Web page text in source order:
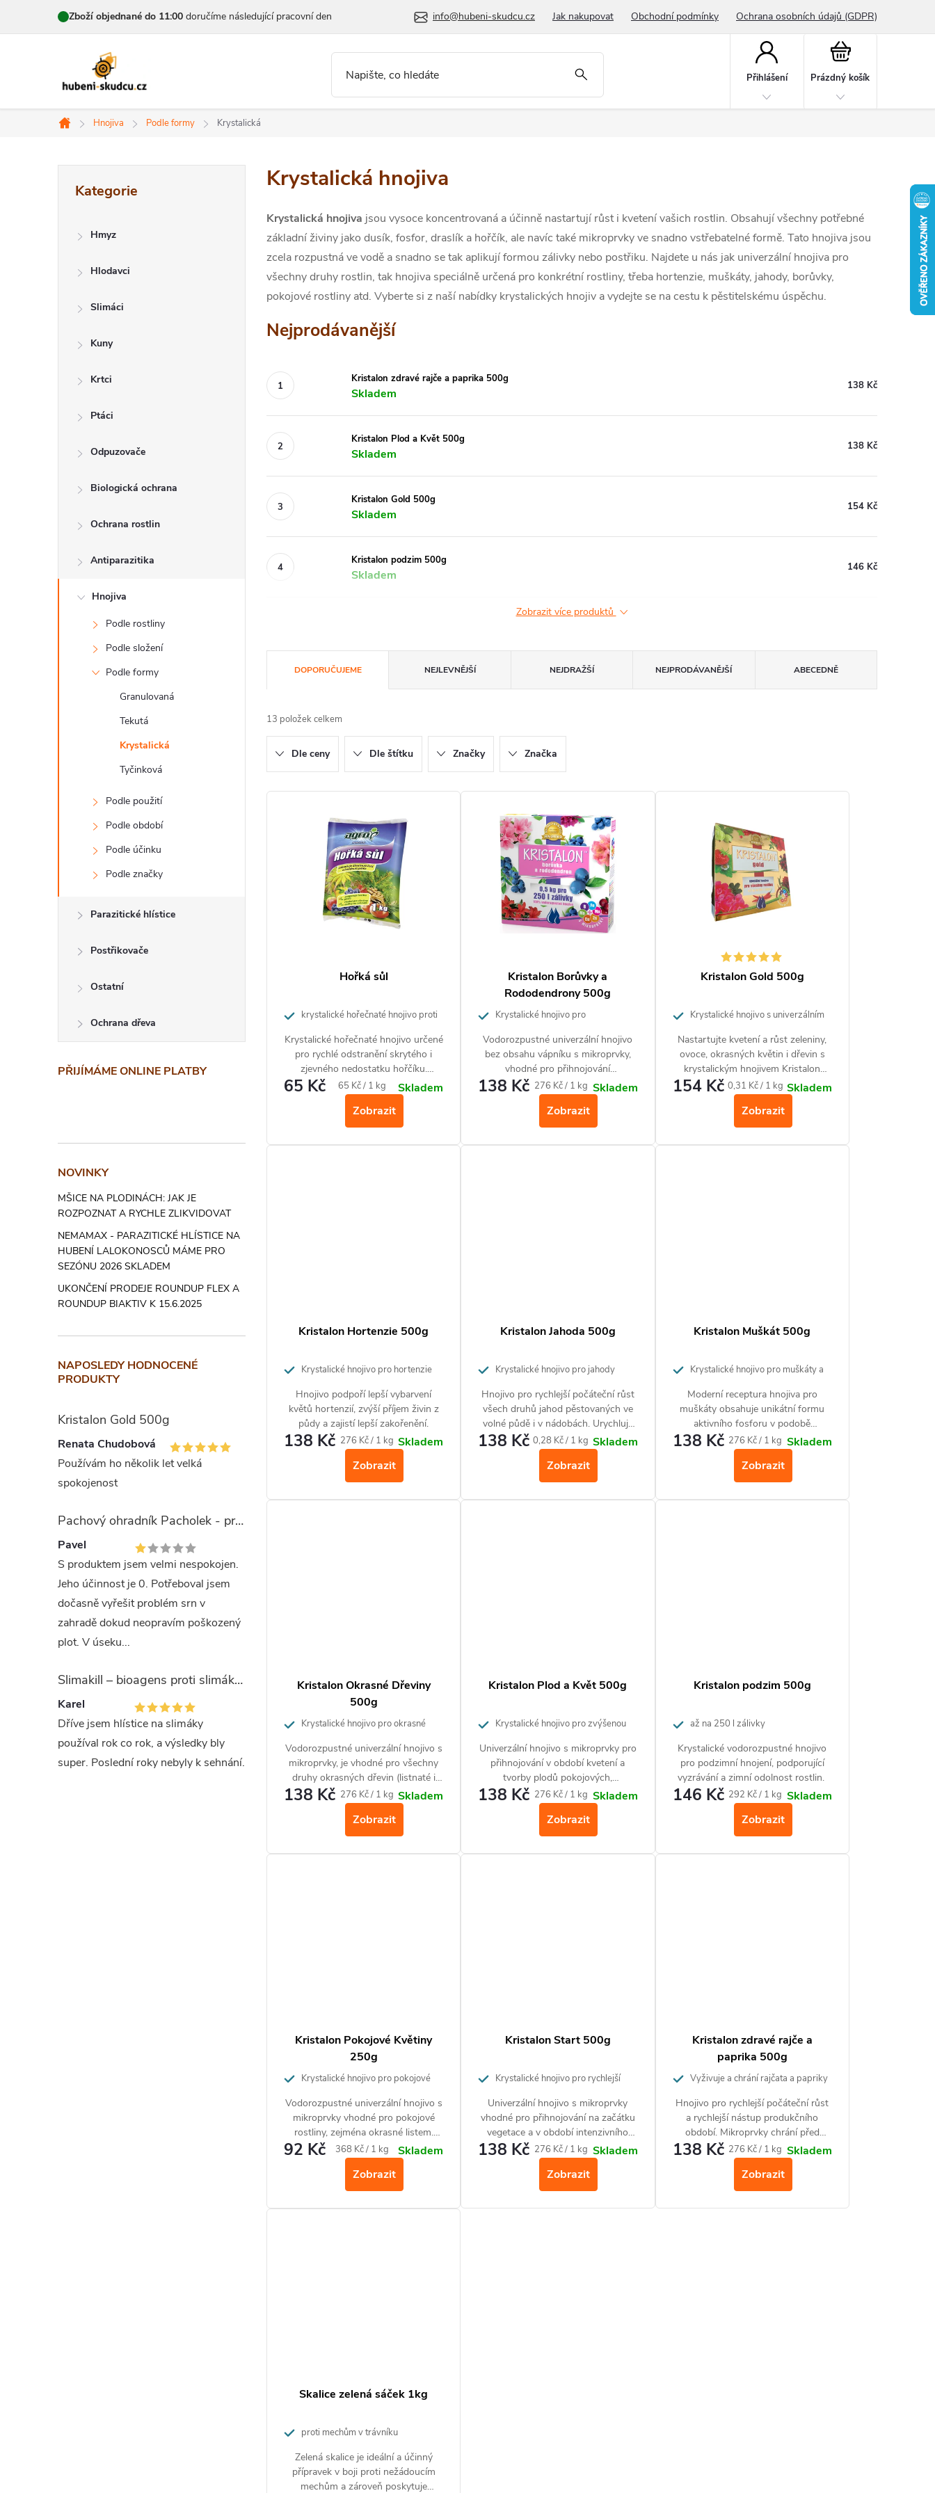
Zboží objednané do 11:00 doručíme následující pracovní den info@hubeni-skudcu.cz Jak nakupovat Obchodní podmínky Ochrana osobních údajů (GDPR)
Přihlášení
Nákupní
Prázdný košík
Domů
Hnojiva Podle formy Krystalická
kategorie
Kategorie
Hmyz
Hlodavci
Slimáci
Kuny
Krtci
Ptáci
Odpuzovače
Biologická ochrana
Ochrana rostlin
Antiparazitika
Hnojiva
Podle rostliny
Podle složení
Podle formy
Granulovaná
Tekutá
Krystalická
Tyčinková
Podle použití
Podle období
Podle účinku
Podle značky
Parazitické hlístice
Postřikovače
Ostatní
Ochrana dřeva
PŘIJÍMÁME ONLINE PLATBY
NOVINKY
MŠICE NA PLODINÁCH: JAK JE
ROZPOZNAT A RYCHLE ZLIKVIDOVAT
NEMAMAX - PARAZITICKÉ HLÍSTICE NA
HUBENÍ LALOKONOSCŮ MÁME PRO
SEZÓNU 2026 SKLADEM
UKONČENÍ PRODEJE ROUNDUP FLEX A
ROUNDUP BIAKTIV K 15.6.2025
NAPOSLEDY HODNOCENÉ
PRODUKTY
Kristalon Gold 500g
Renata Chudobová
Používám ho několik let velká
spokojenost
Pachový ohradník Pacholek - proti vysoké zvěři
Pavel
S produktem jsem velmi nespokojen.
Jeho účinnost je 0. Potřeboval jsem
dočasně vyřešit problém srn v
zahradě dokud neopravím poškozený
plot. V úseku...
Slimakill – bioagens proti slimákům (12 mil.)
Karel
Dříve jsem hlístice na slimáky
používal rok co rok, a výsledky bly
super. Poslední roky nebyly k sehnání.
Krystalická hnojiva
Krystalická hnojiva jsou vysoce koncentrovaná a účinně nastartují růst i kvetení vašich rostlin. Obsahují všechny potřebné
základní živiny jako dusík, fosfor, draslík a hořčík, ale navíc také mikroprvky ve snadno vstřebatelné formě. Tato hnojiva jsou
zcela rozpustná ve vodě a snadno se tak aplikují formou zálivky nebo postřiku. Najdete u nás jak univerzální hnojiva pro
všechny druhy rostlin, tak hnojiva speciálně určená pro konkrétní rostliny, třeba hortenzie, muškáty, jahody, borůvky,
pokojové rostliny atd. Vyberte si z naší nabídky krystalických hnojiv a vydejte se na cestu k pěstitelskému úspěchu.
Nejprodávanější
Kristalon zdravé rajče a paprika 500g
Skladem
138 Kč
Kristalon Plod a Květ 500g
Skladem
138 Kč
Kristalon Gold 500g
Skladem
154 Kč
Kristalon podzim 500g
Skladem
146 Kč
Zobrazit více produktů
a
z
e
n
í
DOPORUČUJEME NEJLEVNĚJŠÍ NEJDRAŽŠÍ NEJPRODÁVANĚJŠÍ ABECEDNĚ
13 položek celkem
Dle ceny Dle štítku Značky Značka
Hořká sůl
krystalické hořečnaté hnojivo proti
Krystalické hořečnaté hnojivo určené
pro rychlé odstranění skrytého i
zjevného nedostatku hořčíku.
Nedostatek hořčíku se projevuje
hnědnutím a zvýšeným opadáváním
jehličí nebo žloutnutím listů.
Podporuje tvorbu plodů. Je vhodné
pro všechny rostliny na zahradě.
65 Kč
Měrná
65 Kč / 1 kg
Skladem
Zobrazit
Kristalon Borůvky a
Rododendrony 500g
Krystalické hnojivo pro
Vodorozpustné univerzální hnojivo
bez obsahu vápníku s mikroprvky,
vhodné pro přihnojování
kyselomilných rostlin (azalky,
rododendrony, kanadské borůvky,
vřesovištní rostliny).
138 Kč Měrná
276 Kč / 1 kg Skladem
Zobrazit
Kristalon Gold 500g
Krystalické hnojivo s univerzálním
Nastartujte kvetení a růst zeleniny,
ovoce, okrasných květin i dřevin s
krystalickým hnojivem Kristalon
Gold. Hnojivo s moderní recepturou
obsahuje unikátní formu fosforu,
která je pro rostliny velmi snadno
přijatelná. Kristalon Gold obsahuje
vyvážený poměr základních živin
154 Kč Měrná
0,31 Kč / 1 kg Skladem
Zobrazit
Kristalon Hortenzie 500g
Krystalické hnojivo pro hortenzie
Hnojivo podpoří lepší vybarvení
květů hortenzií, zvýší příjem živin z
půdy a zajistí lepší zakořenění.
138 Kč Měrná
276 Kč / 1 kg Skladem
Zobrazit
Kristalon Jahoda 500g
Krystalické hnojivo pro jahody
Hnojivo pro rychlejší počáteční růst
všech druhů jahod pěstovaných ve
volné půdě i v nádobách. Urychluje
nástup produkčního období a
výsledkem jsou velké a šťavnaté
plody.
138 Kč Měrná
0,28 Kč / 1 kg Skladem
Zobrazit
Kristalon Muškát 500g
Krystalické hnojivo pro muškáty a
Moderní receptura hnojiva pro
muškáty obsahuje unikátní formu
aktivního fosforu v podobě
aktivátoru kvetení, který Vám zajistí
bohaté závěsy zářivých květů,
rostliny jsou zelenější, lépe rostou a
mají vyvinutější kořenou systém.
138 Kč Měrná
276 Kč / 1 kg Skladem
Zobrazit
Kristalon Okrasné Dřeviny
500g
Krystalické hnojivo pro okrasné
Vodorozpustné univerzální hnojivo s
mikroprvky, je vhodné pro všechny
druhy okrasných dřevin (listnaté i
jehličnaté), keře i růže. Používá se v
období vegetace.
138 Kč Měrná
276 Kč / 1 kg Skladem
Zobrazit
Kristalon Plod a Květ 500g
Krystalické hnojivo pro zvýšenou
Univerzální hnojivo s mikroprvky pro
přihnojování v období kvetení a
tvorby plodů pokojových,
balkónových i ostatních venkovních
rostlin. Zajistí lepší kvalitu a
vybarvení plodů a květů.
138 Kč Měrná
276 Kč / 1 kg Skladem
Zobrazit
Kristalon podzim 500g
až na 250 l zálivky
Krystalické vodorozpustné hnojivo
pro podzimní hnojení, podporující
vyzrávání a zimní odolnost rostlin.
146 Kč Měrná
292 Kč / 1 kg Skladem
Zobrazit
Kristalon Pokojové Květiny
250g
Krystalické hnojivo pro pokojové
Vodorozpustné univerzální hnojivo s
mikroprvky vhodné pro pokojové
rostliny, zejména okrasné listem.
Praktické a zároveň ekonomické
balení rychle účinného hnojiva.
92 Kč
Měrná
368 Kč / 1 kg
Skladem
Zobrazit
Kristalon Start 500g
Krystalické hnojivo pro rychlejší
Univerzální hnojivo s mikroprvky
vhodné pro přihnojování na začátku
vegetace a v období intenzivního
růstu. Způsobuje nárůst zelené
hmoty u pokojových, balkónových i
venkovních zahradních rostlin. U
nekvetoucích rostlin je použití
celoroční.
138 Kč Měrná
276 Kč / 1 kg Skladem
Zobrazit
Kristalon zdravé rajče a
paprika 500g
Vyživuje a chrání rajčata a papriky
Hnojivo pro rychlejší počáteční růst
a rychlejší nástup produkčního
období. Mikroprvky chrání před
černáním plodů a hnilobou špiček.
138 Kč Měrná
276 Kč / 1 kg Skladem
Zobrazit
Skalice zelená sáček 1kg
proti mechům v trávníku
Zelená skalice je ideální a účinný
přípravek v boji proti nežádoucím
mechům a zároveň poskytuje